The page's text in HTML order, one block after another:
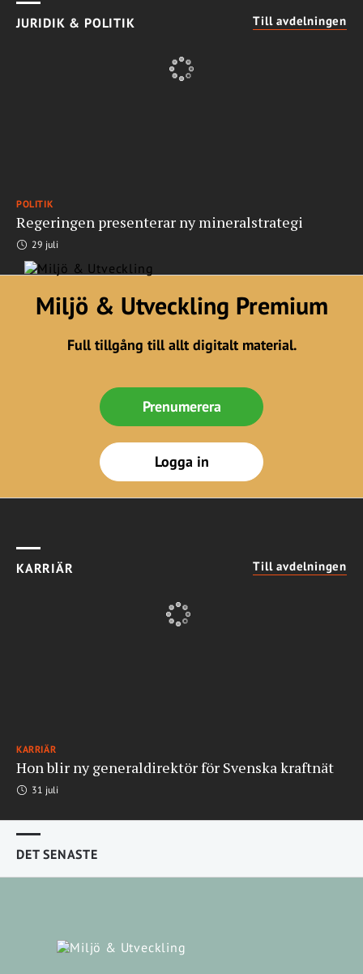
JURIDIK & POLITIK Till avdelningen
POLITIK
Regeringen presenterar ny mineralstrategi
29 juli
Miljö & Utveckling Premium
Full tillgång till allt digitalt material.
Prenumerera
Logga in
KARRIÄR Till avdelningen
KARRIÄR
Hon blir ny generaldirektör för Svenska kraftnät
31 juli
DET SENASTE